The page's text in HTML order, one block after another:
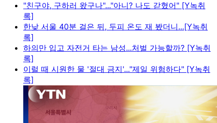
"친구야, 구하러 왔구나"..."아니? 나도 갇혔어" [Y녹취
록]
한낮 서울 40분 걸은 뒤, 두피 온도 재 봤더니...[Y녹취
록]
하의만 입고 자전거 타는 남성...처벌 가능할까? [Y녹취
록]
이럴 때 시원한 물 '절대 금지'..."제일 위험하다" [Y녹취
록]